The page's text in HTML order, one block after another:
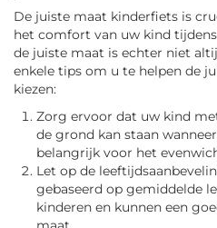
De juiste maat kinderfiets is
het comfort van uw kind
de juiste maat is echter niet
enkele tips om u te helpen de
kiezen:
Zorg ervoor dat uw kind
de grond kan staan
belangrijk voor het
Let op de
gebaseerd op gemiddelde
kinderen en kunnen een